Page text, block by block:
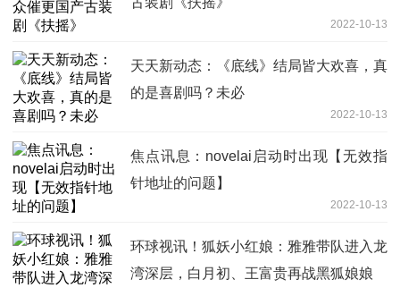
2022-10-13
天天新动态：《底线》结局皆大欢喜，真
的是喜剧吗？未必
2022-10-13
焦点讯息：novelai启动时出现【无效指
针地址的问题】
2022-10-13
环球视讯！狐妖小红娘：雅雅带队进入龙
湾深层，白月初、王富贵再战黑狐娘娘